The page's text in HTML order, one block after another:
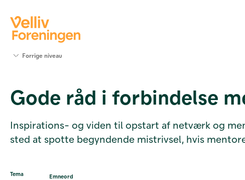
Værktøjer
og viden
Foreningen
Kontakt
Forrige niveau
Gode råd i forbindelse
Inspirations- og viden til opstart af netværk og
sted at spotte begyndende mistrivsel, hvis
Tema
Emneord